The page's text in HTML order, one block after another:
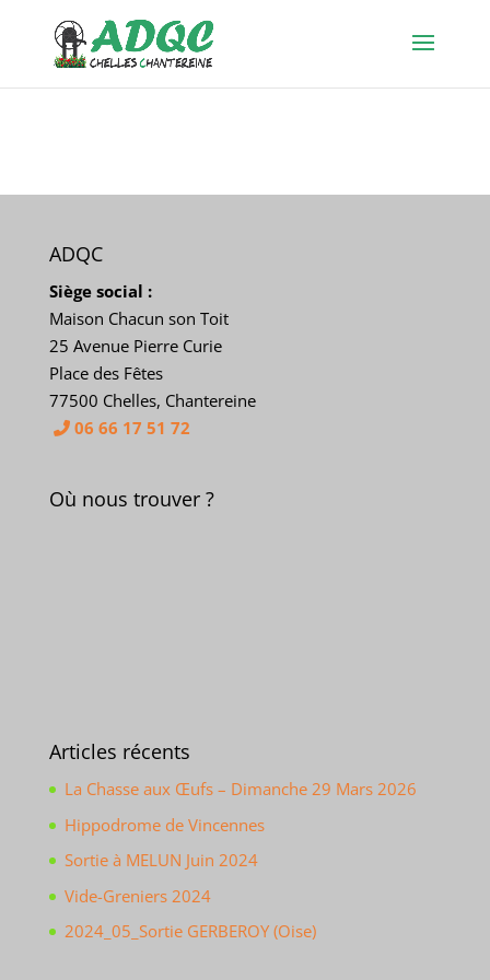
ADQC
Siège social :
Maison Chacun son Toit
25 Avenue Pierre Curie
Place des Fêtes
77500 Chelles, Chantereine
06 66 17 51 72
Où nous trouver ?
Articles récents
La Chasse aux Œufs – Dimanche 29 Mars 2026
Hippodrome de Vincennes
Sortie à MELUN Juin 2024
Vide-Greniers 2024
2024_05_Sortie GERBEROY (Oise)